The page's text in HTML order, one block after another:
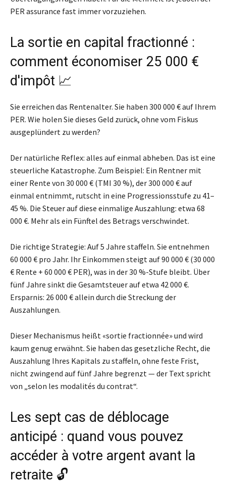
PER assurance fast immer vorzuziehen.
La sortie en capital fractionné :
comment économiser 25 000 €
d'impôt 📈
Sie erreichen das Rentenalter. Sie haben 300 000 € auf Ihrem
PER. Wie holen Sie dieses Geld zurück, ohne vom Fiskus
ausgeplündert zu werden?
Der natürliche Reflex: alles auf einmal abheben. Das ist eine
steuerliche Katastrophe. Zum Beispiel: Ein Rentner mit
einer Rente von 30 000 € (TMI 30 %), der 300 000 € auf
einmal entnimmt, rutscht in eine Progressionsstufe zu 41–
45 %. Die Steuer auf diese einmalige Auszahlung: etwa 68
000 €. Mehr als ein Fünftel des Betrags verschwindet.
Die richtige Strategie: Auf 5 Jahre staffeln. Sie entnehmen
60 000 € pro Jahr. Ihr Einkommen steigt auf 90 000 € (30 000
€ Rente + 60 000 € PER), was in der 30 %-Stufe bleibt. Über
fünf Jahre sinkt die Gesamtsteuer auf etwa 42 000 €.
Ersparnis: 26 000 € allein durch die Streckung der
Auszahlungen.
Dieser Mechanismus heißt «sortie fractionnée» und wird
kaum genug erwähnt. Sie haben das gesetzliche Recht, die
Auszahlung Ihres Kapitals zu staffeln, ohne feste Frist,
nicht zwingend auf fünf Jahre begrenzt — der Text spricht
von „selon les modalités du contrat“.
Les sept cas de déblocage
anticipé : quand vous pouvez
accéder à votre argent avant la
retraite 🔓